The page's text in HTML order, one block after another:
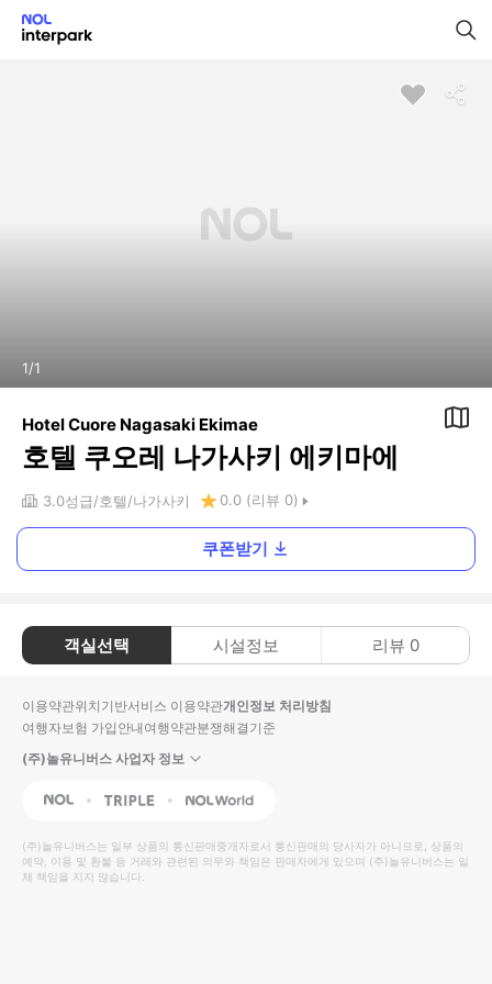
1/1
Hotel Cuore Nagasaki Ekimae
호텔 쿠오레 나가사키 에키마에
3.0성급 호텔 나가사키 0.0 (리뷰 0)
쿠폰받기
객실선택 시설정보 리뷰 0
이용약관위치기반서비스 이용약관개인정보 처리방침
여행자보험 가입안내여행약관분쟁해결기준
(주)놀유니버스 사업자 정보
NOL Triple Interpark Global
(주)놀유니버스는 일부 상품의 통신판매중개자로서 통신판매의 당사자가 아니므로, 상품의
예약, 이용 및 환불 등 거래와 관련된 의무와 책임은 판매자에게 있으며 (주)놀유니버스는 일
체 책임을 지지 않습니다.